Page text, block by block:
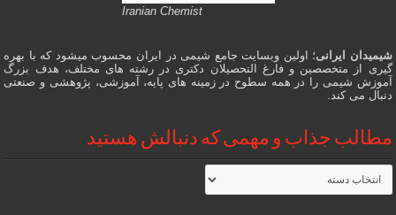
Iranian Chemist
شیمیدان ایرانی؛ اولین وبسایت جامع شیمی در ایران محسوب میشود که با بهره
گیری از متخصصین و فارغ التحصیلان دکتری در رشته های مختلف، هدف بزرگ
آموزش شیمی را در همه سطوح در زمینه های پایه، آموزشی، پژوهشی و صنعتی
دنبال می کند.
مطالب جذاب و مهمی که دنبالش هستید
مطالب
جذاب
و